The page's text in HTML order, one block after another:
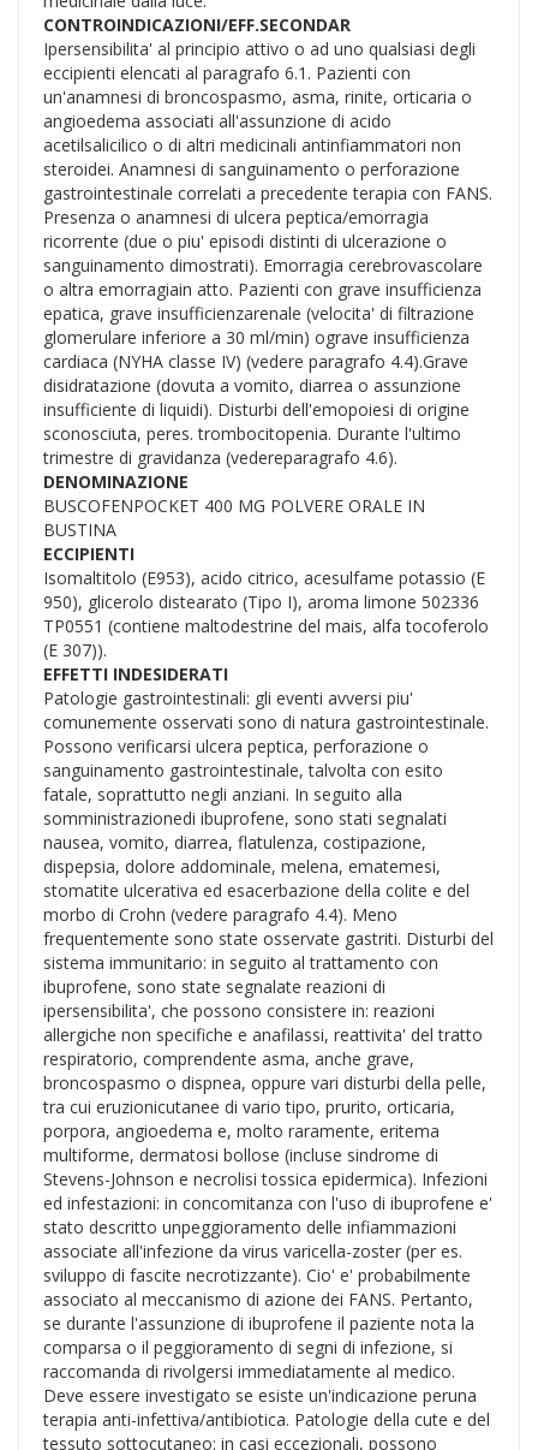
CONTROINDICAZIONI/EFF.SECONDAR
Ipersensibilita' al principio attivo o ad uno qualsiasi degli
eccipienti elencati al paragrafo 6.1. Pazienti con
un'anamnesi di broncospasmo, asma, rinite, orticaria o
angioedema associati all'assunzione di acido
acetilsalicilico o di altri medicinali antinfiammatori non
steroidei. Anamnesi di sanguinamento o perforazione
gastrointestinale correlati a precedente terapia con FANS.
Presenza o anamnesi di ulcera peptica/emorragia
ricorrente (due o piu' episodi distinti di ulcerazione o
sanguinamento dimostrati). Emorragia cerebrovascolare
o altra emorragiain atto. Pazienti con grave insufficienza
epatica, grave insufficienzarenale (velocita' di filtrazione
glomerulare inferiore a 30 ml/min) ograve insufficienza
cardiaca (NYHA classe IV) (vedere paragrafo 4.4).Grave
disidratazione (dovuta a vomito, diarrea o assunzione
insufficiente di liquidi). Disturbi dell'emopoiesi di origine
sconosciuta, peres. trombocitopenia. Durante l'ultimo
trimestre di gravidanza (vedereparagrafo 4.6).
DENOMINAZIONE
BUSCOFENPOCKET 400 MG POLVERE ORALE IN
BUSTINA
ECCIPIENTI
Isomaltitolo (E953), acido citrico, acesulfame potassio (E
950), glicerolo distearato (Tipo I), aroma limone 502336
TP0551 (contiene maltodestrine del mais, alfa tocoferolo
(E 307)).
EFFETTI INDESIDERATI
Patologie gastrointestinali: gli eventi avversi piu'
comunemente osservati sono di natura gastrointestinale.
Possono verificarsi ulcera peptica, perforazione o
sanguinamento gastrointestinale, talvolta con esito
fatale, soprattutto negli anziani. In seguito alla
somministrazionedi ibuprofene, sono stati segnalati
nausea, vomito, diarrea, flatulenza, costipazione,
dispepsia, dolore addominale, melena, ematemesi,
stomatite ulcerativa ed esacerbazione della colite e del
morbo di Crohn (vedere paragrafo 4.4). Meno
frequentemente sono state osservate gastriti. Disturbi del
sistema immunitario: in seguito al trattamento con
ibuprofene, sono state segnalate reazioni di
ipersensibilita', che possono consistere in: reazioni
allergiche non specifiche e anafilassi, reattivita' del tratto
respiratorio, comprendente asma, anche grave,
broncospasmo o dispnea, oppure vari disturbi della pelle,
tra cui eruzionicutanee di vario tipo, prurito, orticaria,
porpora, angioedema e, molto raramente, eritema
multiforme, dermatosi bollose (incluse sindrome di
Stevens-Johnson e necrolisi tossica epidermica). Infezioni
ed infestazioni: in concomitanza con l'uso di ibuprofene e'
stato descritto unpeggioramento delle infiammazioni
associate all'infezione da virus varicella-zoster (per es.
sviluppo di fascite necrotizzante). Cio' e' probabilmente
associato al meccanismo di azione dei FANS. Pertanto,
se durante l'assunzione di ibuprofene il paziente nota la
comparsa o il peggioramento di segni di infezione, si
raccomanda di rivolgersi immediatamente al medico.
Deve essere investigato se esiste un'indicazione peruna
terapia anti-infettiva/antibiotica. Patologie della cute e del
tessuto sottocutaneo: in casi eccezionali, possono